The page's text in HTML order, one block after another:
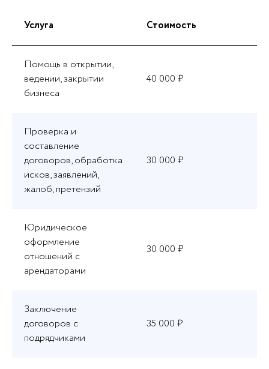
Услуга Стоимость
Помощь в открытии,
ведении, закрытии
бизнеса
40 000 ₽
Проверка и
составление
договоров, обработка
исков, заявлений,
жалоб, претензий
30 000 ₽
Юридическое
оформление
отношений с
арендаторами
30 000 ₽
Заключение
договоров с
подрядчиками
35 000 ₽